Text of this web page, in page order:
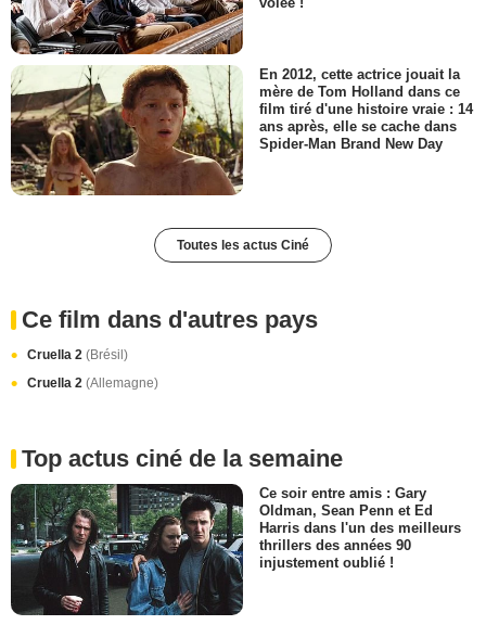
En 2012, cette actrice jouait la
mère de Tom Holland dans ce
film tiré d'une histoire vraie : 14
ans après, elle se cache dans
Spider-Man Brand New Day
Toutes les actus Ciné
Ce film dans d'autres pays
Cruella 2 (Brésil)
Cruella 2 (Allemagne)
Top actus ciné de la semaine
Ce soir entre amis : Gary
Oldman, Sean Penn et Ed
Harris dans l'un des meilleurs
thrillers des années 90
injustement oublié !